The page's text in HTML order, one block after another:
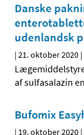
Danske
udenlandsk
|21. oktober 2020 |
af sulfasalazin
Bufomix
| 19. oktober 2020 |